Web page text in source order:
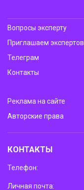
Вопросы эксперту
Приглашаем экспертов
Телеграм
Контакты
Реклама на сайте
Авторские права
КОНТАКТЫ
Телефон:
Личная почта: